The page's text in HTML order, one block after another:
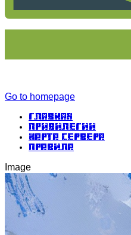
Go to homepage
Главная
Привилегии
Карта сервера
Правила
Image